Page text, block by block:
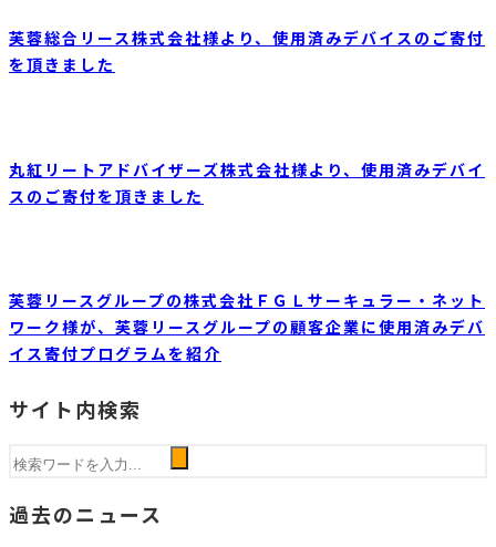
芙蓉総合リース株式会社様より、使用済みデバイスのご寄付
を頂きました
丸紅リートアドバイザーズ株式会社様より、使用済みデバイ
スのご寄付を頂きました
芙蓉リースグループの株式会社ＦＧＬサーキュラー・ネット
ワーク様が、芙蓉リースグループの顧客企業に使用済みデバ
イス寄付プログラムを紹介
サイト内検索
過去のニュース